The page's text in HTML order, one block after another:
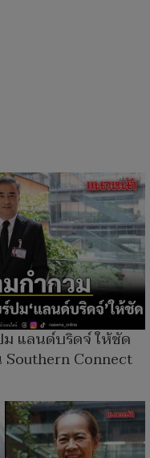
ม แลนด์บริดจ์ ให้ชัด
Connect